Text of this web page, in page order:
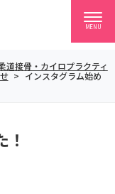
MENU
道接骨・カイロプラクティ
> インスタグラム始め